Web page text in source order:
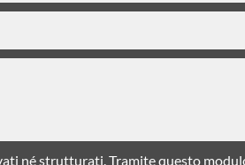
né strutturati. Tramite questo